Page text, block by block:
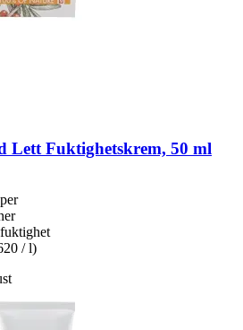
Lett Fuktighetskrem, 50 ml
/ l)